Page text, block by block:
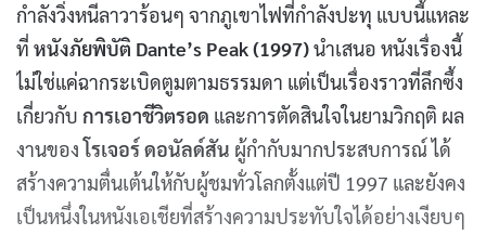
กำลังวิ่งหนีลาวาร้อนๆ จากภูเขาไฟที่กำลังปะทุ แบบนี้แหละ
ที่ หนังภัยพิบัติ Dante’s Peak (1997)นำเสนอ หนังเรื่องนี้
ไม่ใช่แค่ฉากระเบิดตูมตามธรรมดา แต่เป็นเรื่องราวที่ลึกซึ้ง
เกี่ยวกับ การเอาชีวิตรอด และการตัดสินใจในยามวิกฤติ ผล
งานของโรเจอร์ ดอนัลด์สัน ผู้กำกับมากประสบการณ์ ได้
สร้างความตื่นเต้นให้กับผู้ชมทั่วโลกตั้งแต่ปี 1997 และยังคง
เป็นหนึ่งในหนังเอเชียที่สร้างความประทับใจได้อย่างเงียบๆ